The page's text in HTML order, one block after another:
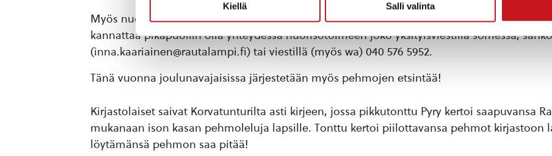
Kiellä Salli valinta
Myös nuorisotoimen järjestämä pakohuonepeli on pelattavissa joulunavajaisten aikana
kannattaa pikapuoliin olla yhteydessä nuorisotoimeen joko yksityisviestillä somessa,
(inna.kaariainen@rautalampi.fi) tai viestillä (myös wa) 040 576 5952.
Tänä vuonna joulunavajaisissa järjestetään myös pehmojen etsintää!
Kirjastolaiset saivat Korvatunturilta asti kirjeen, jossa pikkutonttu Pyry kertoi saapuvansa
mukanaan ison kasan pehmoleluja lapsille. Tonttu kertoi piilottavansa pehmot kirjastoon
löytämänsä pehmon saa pitää!